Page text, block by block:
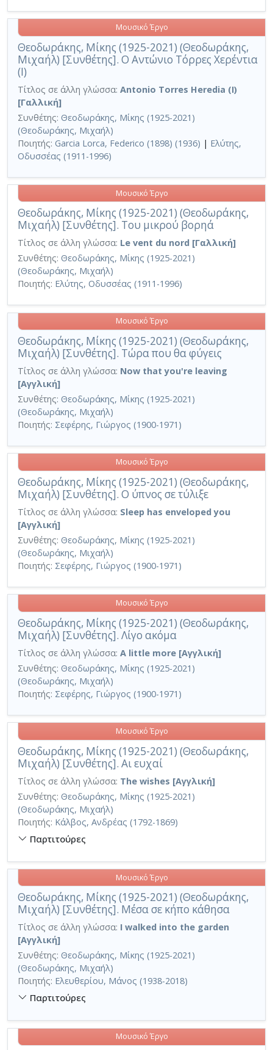
Θεοδωράκης, Μίκης (1925-2021) (Θεοδωράκης,
Μιχαήλ) [Συνθέτης]. Ο Αντώνιο Τόρρες Χερέντια
(I)
Μουσικό Έργο
Τίτλος σε άλλη γλώσσα: Antonio Torres Heredia (I)
[Γαλλική]
Συνθέτης: Θεοδωράκης, Μίκης (1925-2021)
(Θεοδωράκης, Μιχαήλ)
Ποιητής: Garcia Lorca, Federico (1898) (1936) | Ελύτης,
Οδυσσέας (1911-1996)
Θεοδωράκης, Μίκης (1925-2021) (Θεοδωράκης,
Μιχαήλ) [Συνθέτης]. Του μικρού βορηά
Μουσικό Έργο
Τίτλος σε άλλη γλώσσα: Le vent du nord [Γαλλική]
Συνθέτης: Θεοδωράκης, Μίκης (1925-2021)
(Θεοδωράκης, Μιχαήλ)
Ποιητής: Ελύτης, Οδυσσέας (1911-1996)
Θεοδωράκης, Μίκης (1925-2021) (Θεοδωράκης,
Μιχαήλ) [Συνθέτης]. Τώρα που θα φύγεις
Μουσικό Έργο
Τίτλος σε άλλη γλώσσα: Now that you're leaving
[Αγγλική]
Συνθέτης: Θεοδωράκης, Μίκης (1925-2021)
(Θεοδωράκης, Μιχαήλ)
Ποιητής: Σεφέρης, Γιώργος (1900-1971)
Θεοδωράκης, Μίκης (1925-2021) (Θεοδωράκης,
Μιχαήλ) [Συνθέτης]. Ο ύπνος σε τύλιξε
Μουσικό Έργο
Τίτλος σε άλλη γλώσσα: Sleep has enveloped you
[Αγγλική]
Συνθέτης: Θεοδωράκης, Μίκης (1925-2021)
(Θεοδωράκης, Μιχαήλ)
Ποιητής: Σεφέρης, Γιώργος (1900-1971)
Θεοδωράκης, Μίκης (1925-2021) (Θεοδωράκης,
Μιχαήλ) [Συνθέτης]. Λίγο ακόμα
Μουσικό Έργο
Τίτλος σε άλλη γλώσσα: A little more [Αγγλική]
Συνθέτης: Θεοδωράκης, Μίκης (1925-2021)
(Θεοδωράκης, Μιχαήλ)
Ποιητής: Σεφέρης, Γιώργος (1900-1971)
Θεοδωράκης, Μίκης (1925-2021) (Θεοδωράκης,
Μιχαήλ) [Συνθέτης]. Αι ευχαί
Μουσικό Έργο
Τίτλος σε άλλη γλώσσα: The wishes [Αγγλική]
Συνθέτης: Θεοδωράκης, Μίκης (1925-2021)
(Θεοδωράκης, Μιχαήλ)
Ποιητής: Κάλβος, Ανδρέας (1792-1869)
Παρτιτούρες
Θεοδωράκης, Μίκης (1925-2021) (Θεοδωράκης,
Μιχαήλ) [Συνθέτης]. Μέσα σε κήπο κάθησα
Μουσικό Έργο
Τίτλος σε άλλη γλώσσα: I walked into the garden
[Αγγλική]
Συνθέτης: Θεοδωράκης, Μίκης (1925-2021)
(Θεοδωράκης, Μιχαήλ)
Ποιητής: Ελευθερίου, Μάνος (1938-2018)
Παρτιτούρες
Μουσικό Έργο